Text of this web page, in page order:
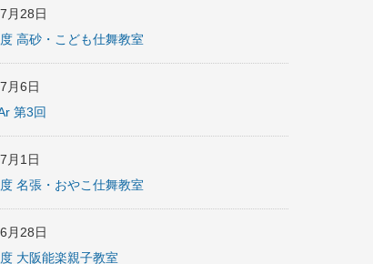
月28日
高砂・こども仕舞教室
月6日
第3回
月1日
名張・おやこ仕舞教室
月28日
大阪能楽親子教室